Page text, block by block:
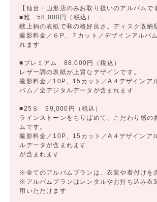
【仙台・山形店のみお取り扱いのアルバムで
■雅 58,000円（税込）
献上柄の表紙で和の格好良さ。ディスク収納
撮影料金／６P、７カット／デザインアルバ
れます
■プレミアム 88,000円（税込）
レザー調の表紙が上質なデザインです。
撮影料金／10P、15カット／A４デザインア
バム／全デジタルデータが含まれます
■25Ｓ 99,000円（税込）
ラインストーンをちりばめて、こだわり感の
ムです。
撮影料金／10P、15カット／A４デザインア
ルデータが含まれます
が含まれます
※全てのアルバムプランは、衣装や着付けを
※アルバムプランはレンタルやお持ち込み衣
用いただけます